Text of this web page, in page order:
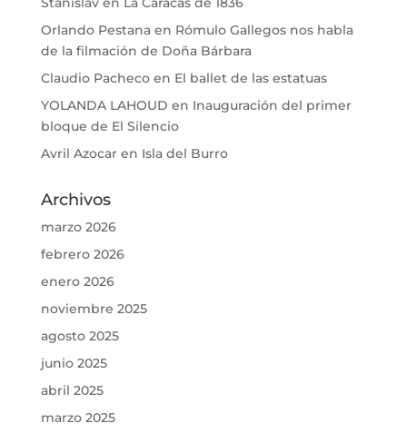
Orlando Pestanaen Rómulo Gallegos nos habla
de la filmación de Doña Bárbara
Claudio Pachecoen El ballet de las estatuas
YOLANDA LAHOUD en Inauguración del primer
bloque de El Silencio
Avril Azocaren Isla del Burro
Archivos
marzo 2026
febrero 2026
enero 2026
noviembre 2025
agosto 2025
junio 2025
abril 2025
marzo 2025